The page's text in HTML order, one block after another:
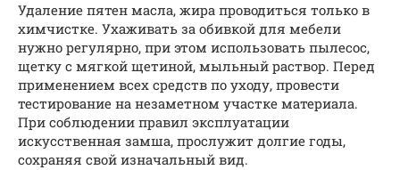
Удаление пятен масла, жира проводиться только в
химчистке. Ухаживать за обивкой для мебели
нужно регулярно, при этом использовать пылесос,
щетку с мягкой щетиной, мыльный раствор. Перед
применением всех средств по уходу, провести
тестирование на незаметном участке материала.
При соблюдении правил эксплуатации
искусственная замша, прослужит долгие годы,
сохраняя свой изначальный вид.